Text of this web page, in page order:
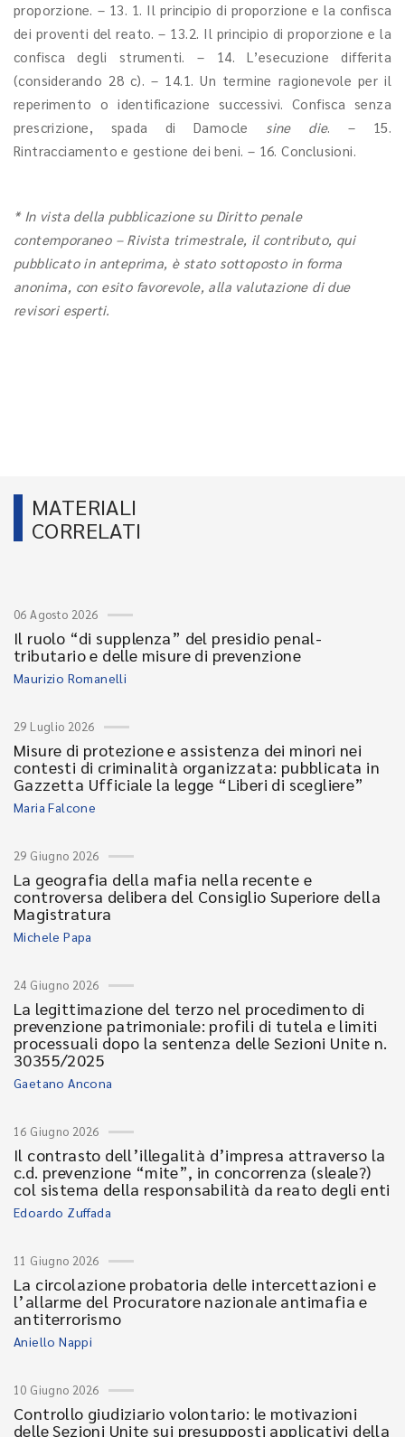
proporzione. – 13. 1. Il principio di proporzione e la confisca
dei proventi del reato. – 13.2. Il principio di proporzione e la
confisca degli strumenti. – 14. L’esecuzione differita
(considerando 28 c). – 14.1. Un termine ragionevole per il
reperimento o identificazione successivi. Confisca senza
prescrizione, spada di Damocle sine die. – 15.
Rintracciamento e gestione dei beni. – 16. Conclusioni.
* In vista della pubblicazione su Diritto penale
contemporaneo – Rivista trimestrale, il contributo, qui
pubblicato in anteprima, è stato sottoposto in forma
anonima, con esito favorevole, alla valutazione di due
revisori esperti.
MATERIALI
CORRELATI
06 Agosto 2026
Il ruolo “di supplenza” del presidio penal-
tributario e delle misure di prevenzione
Maurizio Romanelli
29 Luglio 2026
Misure di protezione e assistenza dei minori nei
contesti di criminalità organizzata: pubblicata in
Gazzetta Ufficiale la legge “Liberi di scegliere”
Maria Falcone
29 Giugno 2026
La geografia della mafia nella recente e
controversa delibera del Consiglio Superiore della
Magistratura
Michele Papa
24 Giugno 2026
La legittimazione del terzo nel procedimento di
prevenzione patrimoniale: profili di tutela e limiti
processuali dopo la sentenza delle Sezioni Unite n.
30355/2025
Gaetano Ancona
16 Giugno 2026
Il contrasto dell’illegalità d’impresa attraverso la
c.d. prevenzione “mite”, in concorrenza (sleale?)
col sistema della responsabilità da reato degli enti
Edoardo Zuffada
11 Giugno 2026
La circolazione probatoria delle intercettazioni e
l’allarme del Procuratore nazionale antimafia e
antiterrorismo
Aniello Nappi
10 Giugno 2026
Controllo giudiziario volontario: le motivazioni
delle Sezioni Unite sui presupposti applicativi della